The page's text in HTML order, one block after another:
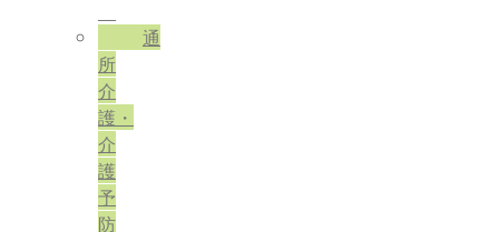
通
所
介
護・
介
護
予
防